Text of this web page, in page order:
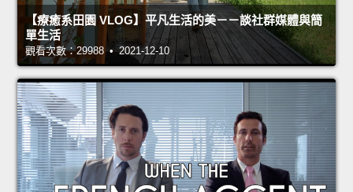
【療癒系田園 VLOG】平凡生活的美－－談社群媒體與簡
單生活
觀看次數：29988 • 2021-12-10